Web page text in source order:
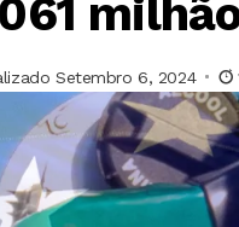
Setembro 6, 2024